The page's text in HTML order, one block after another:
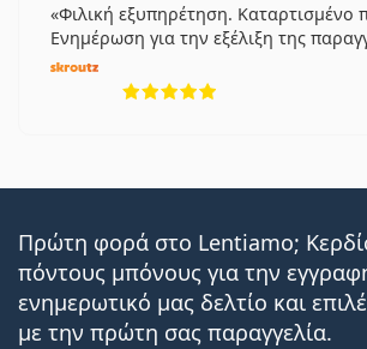
Φιλική εξυπηρέτηση. Καταρτισμένο
Ενημέρωση για την εξέλιξη της
Πρώτη φορά στο Lentiamo;
πόντους μπόνους για την
ενημερωτικό μας δελτίο και
με την πρώτη σας παραγγελία.